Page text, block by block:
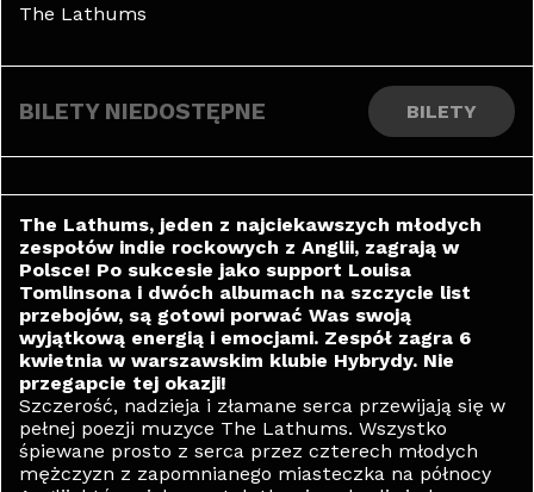
The Lathums
BILETY NIEDOSTĘPNE BILETY
The Lathums, jeden z najciekawszych młodych
zespołów indie rockowych z Anglii, zagrają w
Polsce! Po sukcesie jako support Louisa
Tomlinsona i dwóch albumach na szczycie list
przebojów, są gotowi porwać Was swoją
wyjątkową energią i emocjami. Zespół zagra 6
kwietnia w warszawskim klubie Hybrydy. Nie
przegapcie tej okazji!
Szczerość, nadzieja i złamane serca przewijają się w
pełnej poezji muzyce The Lathums. Wszystko
śpiewane prosto z serca przez czterech młodych
mężczyzn z zapomnianego miasteczka na północy